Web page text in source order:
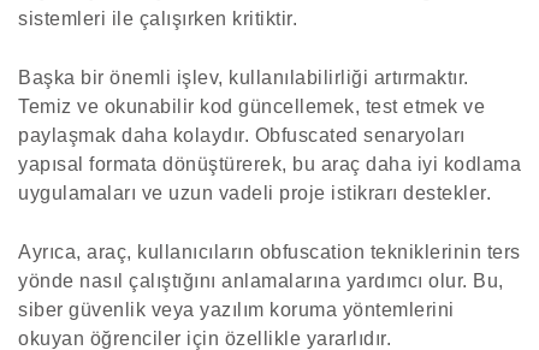
sistemleri ile çalışırken kritiktir.
Başka bir önemli işlev, kullanılabilirliği artırmaktır.
Temiz ve okunabilir kod güncellemek, test etmek ve
paylaşmak daha kolaydır. Obfuscated senaryoları
yapısal formata dönüştürerek, bu araç daha iyi kodlama
uygulamaları ve uzun vadeli proje istikrarı destekler.
Ayrıca, araç, kullanıcıların obfuscation tekniklerinin ters
yönde nasıl çalıştığını anlamalarına yardımcı olur. Bu,
siber güvenlik veya yazılım koruma yöntemlerini
okuyan öğrenciler için özellikle yararlıdır.